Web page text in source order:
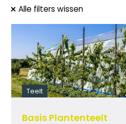
Alle filters wissen
Teelt
Basis Plantenteelt